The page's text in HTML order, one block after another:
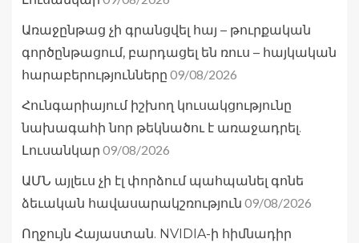
Առաջընթաց չի գրանցվել հայ – թուրքական
գործընթացում, բարդացել են ռուս – հայկական
հարաբերությունները 09/08/2026
Հունգարիայում իշխող կուսակցությունը
նախագահի նոր թեկնածու է առաջադրել.
Լուսանկար 09/08/2026
ԱՄՆ այլեւս չի էլ փորձում պահպանել գոնե
ձեւական հավասարակշռություն 09/08/2026
Ողջույն Հայաստան. NVIDIA-ի հիմնադիր